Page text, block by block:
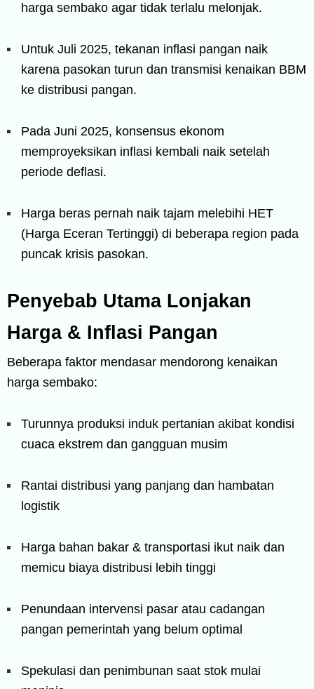
harga sembako agar tidak terlalu melonjak.
Untuk Juli 2025, tekanan inflasi pangan naik
karena pasokan turun dan transmisi kenaikan BBM
ke distribusi pangan.
Pada Juni 2025, konsensus ekonom
memproyeksikan inflasi kembali naik setelah
periode deflasi.
Harga beras pernah naik tajam melebihi HET
(Harga Eceran Tertinggi) di beberapa region pada
puncak krisis pasokan.
Penyebab Utama Lonjakan
Harga & Inflasi Pangan
Beberapa faktor mendasar mendorong kenaikan
harga sembako:
Turunnya produksi induk pertanian akibat kondisi
cuaca ekstrem dan gangguan musim
Rantai distribusi yang panjang dan hambatan
logistik
Harga bahan bakar & transportasi ikut naik dan
memicu biaya distribusi lebih tinggi
Penundaan intervensi pasar atau cadangan
pangan pemerintah yang belum optimal
Spekulasi dan penimbunan saat stok mulai